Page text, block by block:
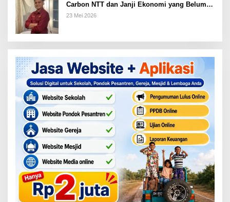
Carbon NTT dan Janji Ekonomi yang Belum
Ditunaikan
23 Mei 2026